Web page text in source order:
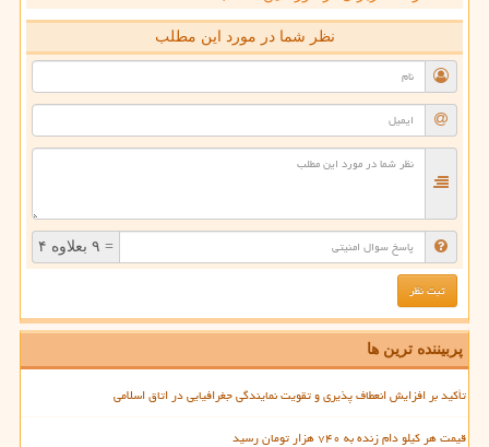
نظر شما در مورد این مطلب
= ۹ بعلاوه ۴
پربیننده ترین ها
تأکید بر افزایش انعطاف پذیری و تقویت نمایندگی جغرافیایی در اتاق اسلامی
قیمت هر کیلو دام زنده به ۷۴۰ هزار تومان رسید